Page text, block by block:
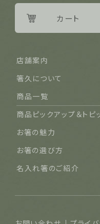
店舗案内
箸久について
商品一覧
名入れ可能なお箸
結婚祝い・結婚記念日
長寿祝い・賀寿（還暦・
ご夫婦・ご両親へ（夫婦箸
退職祝い
商品ピックアップ＆トピ
お箸の魅力
お箸の選び方
名入れ箸のご紹介
カート